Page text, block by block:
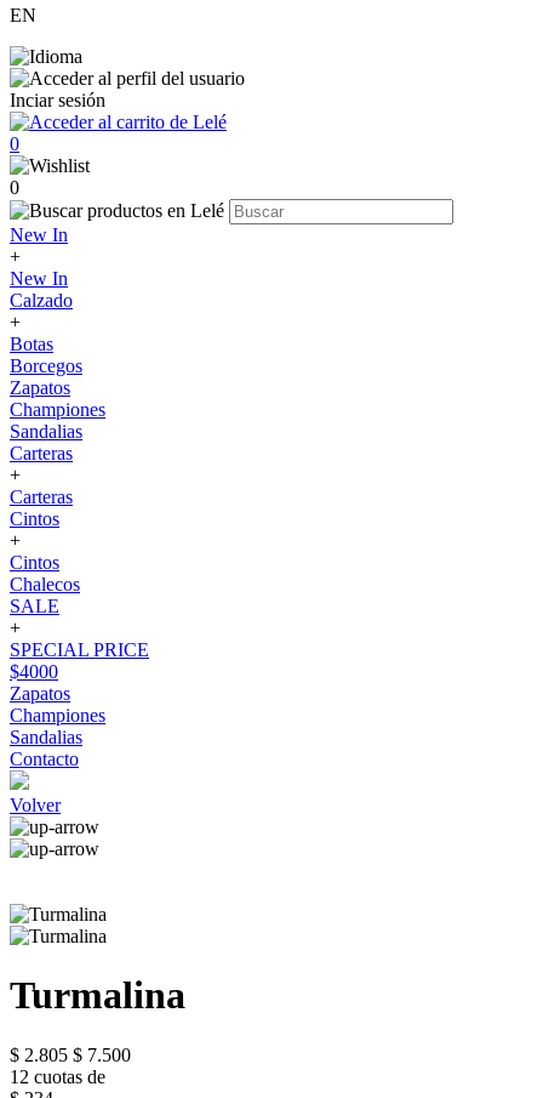
EN
Inciar sesión
0
0
New In
+
New In
Calzado
+
Botas
Borcegos
Zapatos
Championes
Sandalias
Carteras
+
Carteras
Cintos
+
Cintos
Chalecos
SALE
+
SPECIAL PRICE
$4000
Zapatos
Championes
Sandalias
Contacto
Volver
Turmalina
$ 2.805 $ 7.500
12 cuotas de